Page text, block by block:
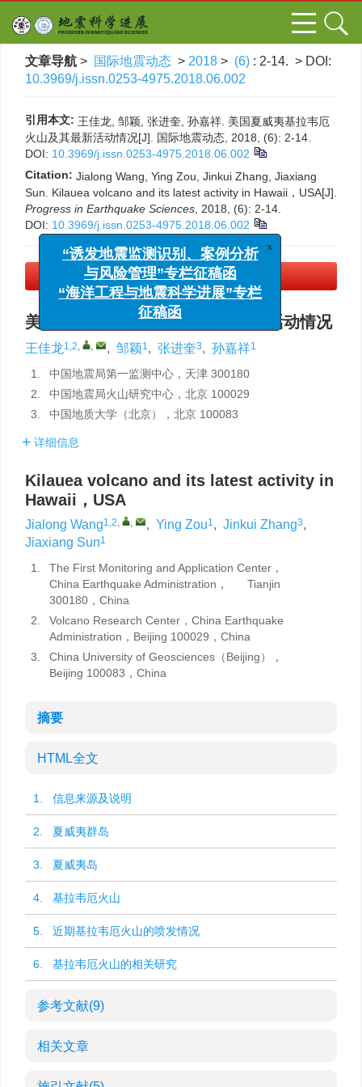
文章导航 > 国际地震动态 > 2018 > (6) : 2-14. > DOI:
10.3969/j.issn.0253-4975.2018.06.002
引用本文: 王佳龙, 邹颖, 张进奎, 孙嘉祥. 美国夏威夷基拉韦厄
火山及其最新活动情况[J]. 国际地震动态, 2018, (6): 2-14.
DOI: 10.3969/j.issn.0253-4975.2018.06.002
Citation: Jialong Wang, Ying Zou, Jinkui Zhang, Jiaxiang
Sun. Kilauea volcano and its latest activity in Hawaii，USA[J].
Progress in Earthquake Sciences , 2018, (6): 2-14.
DOI: 10.3969/j.issn.0253-4975.2018.06.002
PDF下载(1453 KB)
美国夏威夷基拉韦厄火山及其最新活动情况
王佳龙1,2, , , 邹颖1, 张进奎3, 孙嘉祥1
1.
中国地震局第一监测中心，天津 300180
2.
中国地震局火山研究中心，北京 100029
3.
中国地质大学（北京），北京 100083
详细信息
Kilauea volcano and its latest activity in
Hawaii，USA
Jialong Wang1,2, , , Ying Zou1, Jinkui Zhang3,
Jiaxiang Sun1
1.
The First Monitoring and Application Center，
China Earthquake Administration， Tianjin
300180，China
2.
Volcano Research Center，China Earthquake
Administration，Beijing 100029，China
3.
China University of Geosciences（Beijing），
Beijing 100083，China
摘要
HTML全文
1. 信息来源及说明
2. 夏威夷群岛
3. 夏威夷岛
4. 基拉韦厄火山
5. 近期基拉韦厄火山的喷发情况
6. 基拉韦厄火山的相关研究
参考文献(9)
相关文章
“诱发地震监测识别、案例分析
与风险管理”专栏征稿函
“海洋工程与地震科学进展”专栏
征稿函